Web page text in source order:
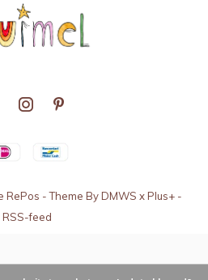
RePos - Theme ByDMWS xPlus+ -
RSS-feed